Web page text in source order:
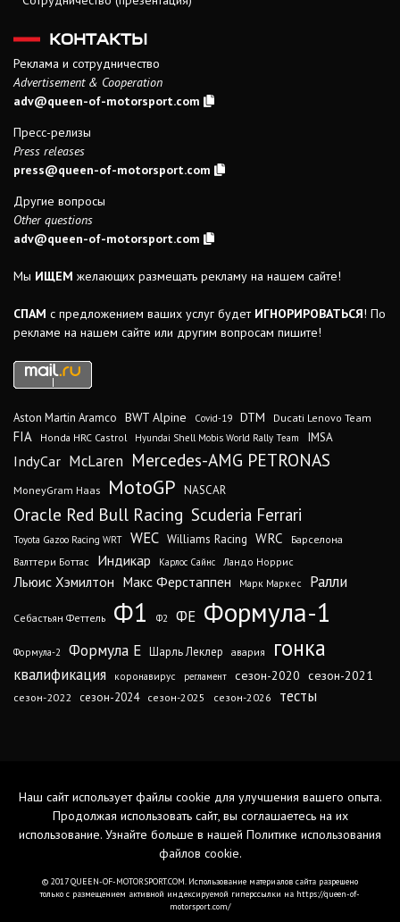
КОНТАКТЫ
Реклама и сотрудничество
Advertisement & Cooperation
adv@queen-of-motorsport.com
Пресс-релизы
Press releases
press@queen-of-motorsport.com
Другие вопросы
Other questions
adv@queen-of-motorsport.com
Мы ИЩЕМ желающих размещать рекламу на нашем сайте!
СПАМ с предложением ваших услуг будет ИГНОРИРОВАТЬСЯ! По
рекламе на нашем сайте или другим вопросам пишите!
Aston Martin Aramco BWT Alpine Covid-19 DTM Ducati Lenovo Team
FIA Honda HRC Castrol Hyundai Shell Mobis World Rally Team IMSA
IndyCar McLaren Mercedes-AMG PETRONAS
MoneyGram Haas MotoGP NASCAR
Oracle Red Bull Racing Scuderia Ferrari
Toyota Gazoo Racing WRT WEC Williams Racing WRC
Барселона
Валттери Боттас
Индикар Карлос Сайнс Ландо Норрис
Льюис Хэмилтон Макс Ферстаппен Марк Маркес Ралли
Себастьян Феттель Ф1 Ф2 ФЕ Формула-1
Формула-2 Формула Е Шарль Леклер авария гонка
квалификация коронавирус регламент сезон-2020 сезон-2021
сезон-2022 сезон-2024 сезон-2025 сезон-2026 тесты
Наш сайт использует файлы cookie для улучшения вашего опыта.
Продолжая использовать сайт, вы соглашаетесь на их
использование. Узнайте больше в нашей Политике использования
файлов cookie.
© 2017 QUEEN-OF-MOTORSPORT.COM. Использование материалов сайта разрешено
только с размещением активной индексируемой гиперссылки на https://queen-of-
motorsport.com/